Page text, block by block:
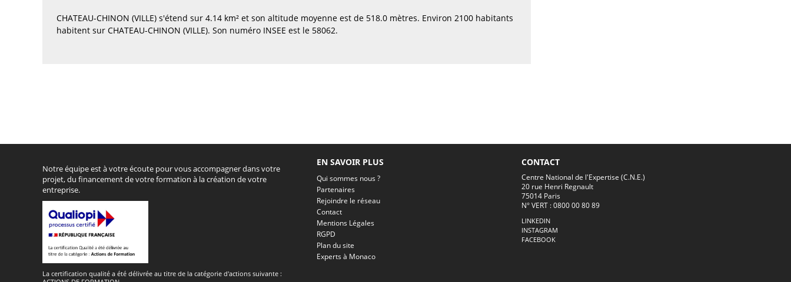
CHATEAU-CHINON (VILLE) s'étend sur 4.14 km² et son altitude moyenne est de 518.0 mètres. Environ 2100 habitants
habitent sur CHATEAU-CHINON (VILLE). Son numéro INSEE est le 58062.
Notre équipe est à votre écoute pour vous accompagner dans votre
projet, du financement de votre formation à la création de votre
entreprise.
La certification qualité a été délivrée au titre de la catégorie d'actions suivante :
EN SAVOIR PLUS
Qui sommes nous ?
Partenaires
Rejoindre le réseau
Contact
Mentions Légales
RGPD
Plan du site
Experts à Monaco
CONTACT
Centre National de l'Expertise (C.N.E.)
20 rue Henri Regnault
75014 Paris
N° VERT : 0800 00 80 89
LINKEDIN
INSTAGRAM
FACEBOOK